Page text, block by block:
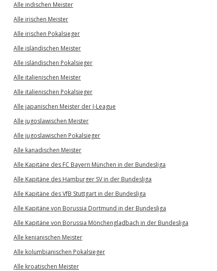
Alle indischen Meister
Alle irischen Meister
Alle irischen Pokalsieger
Alle isländischen Meister
Alle isländischen Pokalsieger
Alle italienischen Meister
Alle italienischen Pokalsieger
Alle japanischen Meister der J-League
Alle jugoslawischen Meister
Alle jugoslawischen Pokalsieger
Alle kanadischen Meister
Alle Kapitäne des FC Bayern München in der Bundesliga
Alle Kapitäne des Hamburger SV in der Bundesliga
Alle Kapitäne des VfB Stuttgart in der Bundesliga
Alle Kapitäne von Borussia Dortmund in der Bundesliga
Alle Kapitäne von Borussia Mönchengladbach in der Bundesliga
Alle kenianischen Meister
Alle kolumbianischen Pokalsieger
Alle kroatischen Meister